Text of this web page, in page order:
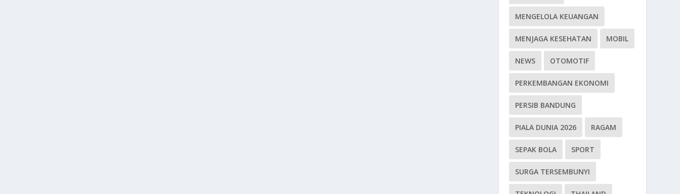
MENGELOLA KEUANGAN
MENJAGA KESEHATAN MOBIL
NEWS OTOMOTIF
PERKEMBANGAN EKONOMI
PERSIB BANDUNG
PIALA DUNIA 2026 RAGAM
SEPAK BOLA SPORT
SURGA TERSEMBUNYI